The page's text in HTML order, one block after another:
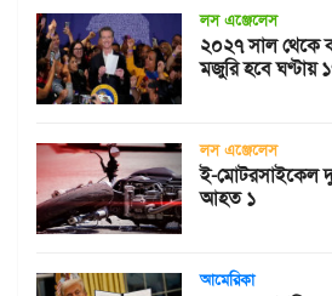
লস এঞ্জেলেস
২০২৭ সাল থেকে
মজুরি হবে ঘণ্টায়
লস এঞ্জেলেস
ই-মোটরসাইকেল
আহত ১
আমেরিকা